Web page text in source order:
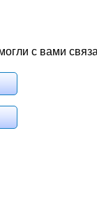
с вами